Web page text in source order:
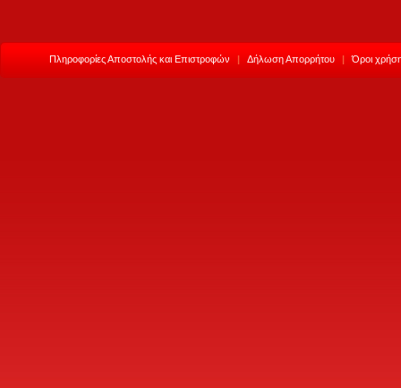
Πληροφορίες Αποστολής και Επιστροφών | Δήλωση Απορρήτου | Όροι